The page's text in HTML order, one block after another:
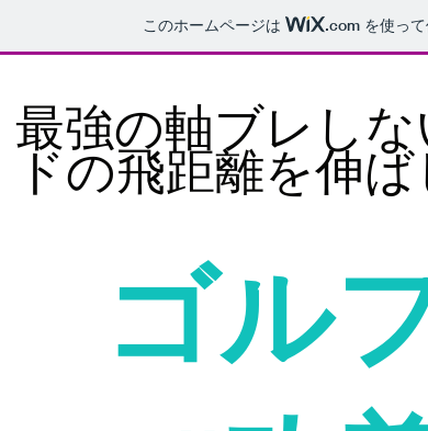
このホームページは .com を使っ
最強の軸ブレし
ドの飛距離を伸
ゴル